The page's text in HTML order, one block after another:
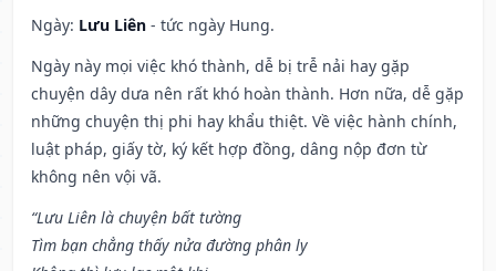
Ngày: Lưu Liên - tức ngày Hung.
Ngày này mọi việc khó thành, dễ bị trễ nải hay gặp
chuyện dây dưa nên rất khó hoàn thành. Hơn nữa, dễ gặp
những chuyện thị phi hay khẩu thiệt. Về việc hành chính,
luật pháp, giấy tờ, ký kết hợp đồng, dâng nộp đơn từ
không nên vội vã.
“Lưu Liên là chuyện bất tường
Tìm bạn chẳng thấy nửa đường phân ly